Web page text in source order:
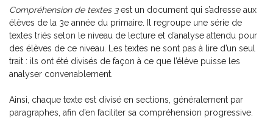
3,99 $-PDF
Compréhension de textes 3est un document qui s’adresse aux
élèves de la 3e année du primaire. Il regroupe une série de
textes triés selon le niveau de lecture et d’analyse attendu pour
des élèves de ce niveau. Les textes ne sont pas à lire d’un seul
trait : ils ont été divisés de façon à ce que l’élève puisse les
analyser convenablement.
Ainsi, chaque texte est divisé en sections, généralement par
paragraphes, afin d’en faciliter sa compréhension progressive.